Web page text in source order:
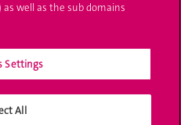
well as the sub domains
Settings
All